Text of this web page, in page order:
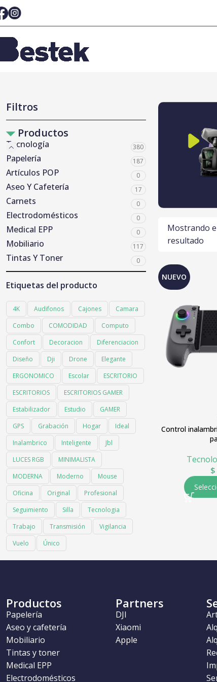
Filtros
Productos
Tecnología 380
Papelería 187
Artículos POP 0
Aseo Y Cafetería 17
Carnets 0
Electrodomésticos 0
Medical EPP 0
Mobiliario 117
Tintas Y Toner 0
Etiquetas del producto
4K Audifonos Cajones
Camara
Combo
COMODIDAD
Computo
Confort
Decoracion
Diferenciacion
Diseño
Dji Drone
Elegante
ERGONOMICO
Escolar
ESCRITORIO
ESCRITORIOS
ESCRITORIOS GAMER
Estabilizador
Estudio
GAMER
GPS
Grabación Hogar
Ideal
Inalambrico
Inteligente
Jbl
LUCES RGB
MINIMALISTA
MODERNA
Moderno
Mouse
Oficina
Original
Profesional
Seguimiento
Silla
Tecnologia
Trabajo
Transmisión
Vigilancia
Vuelo
Único
Mostrando
resultado
NUEVO
Control
$
Productos
Papelería
Aseo y cafetería
Mobiliario
Tintas y toner
Medical EPP
Electrodomésticos
Partners
DJI
Xiaomi
Apple